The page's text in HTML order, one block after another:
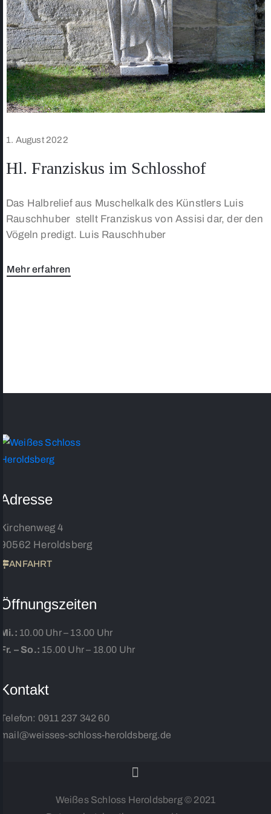
1. August 2022
Hl. Franziskus im Schlosshof
Das Halbrelief aus Muschelkalk des Künstlers Luis
Rauschhuber stellt Franziskus von Assisi dar, der den
Vögeln predigt. Luis Rauschhuber
Mehr erfahren
Adresse
Kirchenweg 4
90562 Heroldsberg
ANFAHRT
Öffnungszeiten
Mi.: 10.00 Uhr – 13.00 Uhr
Fr. – So.: 15.00 Uhr – 18.00 Uhr
Kontakt
Telefon: 0911 237 342 60
mail@weisses-schloss-heroldsberg.de
Weißes Schloss Heroldsberg © 2021